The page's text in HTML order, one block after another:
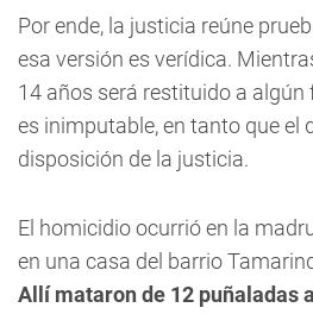
Por ende, la justicia reúne
esa versión es verídica.
14 años será restituido a
es inimputable, en tanto que el
disposición de la justicia.
El homicidio ocurrió en la
en una casa del barrio
Allí mataron de 12 puñaladas